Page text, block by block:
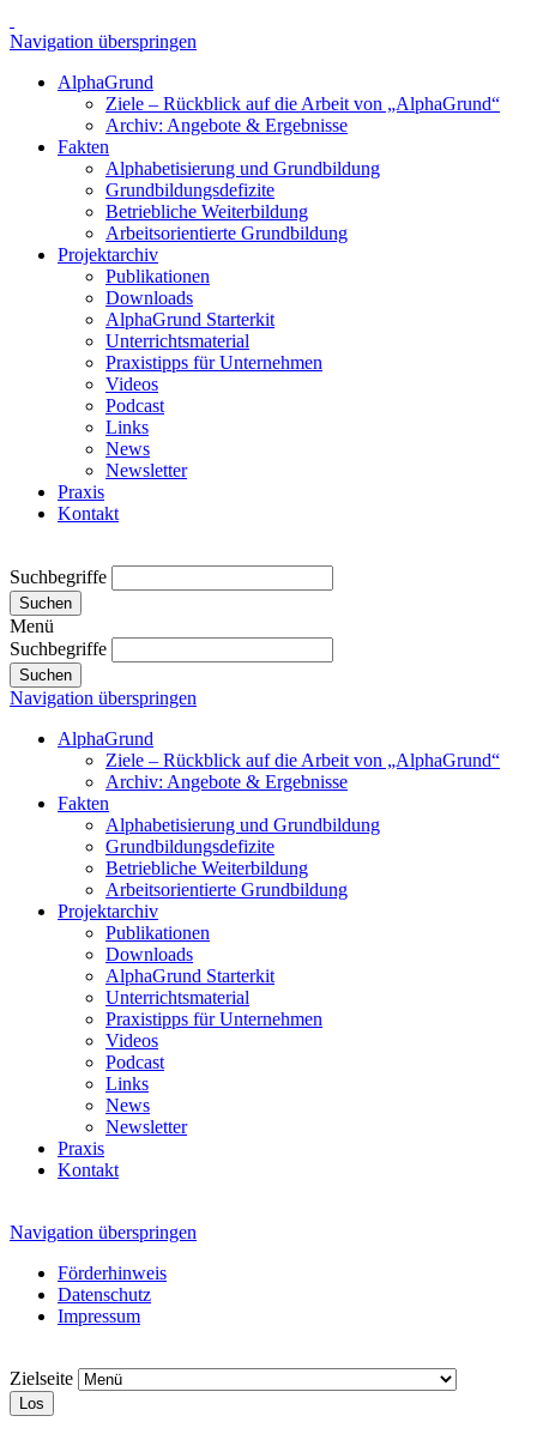
Navigation überspringen
AlphaGrund
Ziele – Rückblick auf die Arbeit von „AlphaGrund“
Archiv: Angebote & Ergebnisse
Fakten
Alphabetisierung und Grundbildung
Grundbildungsdefizite
Betriebliche Weiterbildung
Arbeitsorientierte Grundbildung
Projektarchiv
Publikationen
Downloads
AlphaGrund Starterkit
Unterrichtsmaterial
Praxistipps für Unternehmen
Videos
Podcast
Links
News
Newsletter
Praxis
Kontakt
Suchbegriffe
Suchen
Menü
Suchbegriffe
Suchen
Navigation überspringen
AlphaGrund
Ziele – Rückblick auf die Arbeit von „AlphaGrund“
Archiv: Angebote & Ergebnisse
Fakten
Alphabetisierung und Grundbildung
Grundbildungsdefizite
Betriebliche Weiterbildung
Arbeitsorientierte Grundbildung
Projektarchiv
Publikationen
Downloads
AlphaGrund Starterkit
Unterrichtsmaterial
Praxistipps für Unternehmen
Videos
Podcast
Links
News
Newsletter
Praxis
Kontakt
Navigation überspringen
Förderhinweis
Datenschutz
Impressum
Zielseite
Los